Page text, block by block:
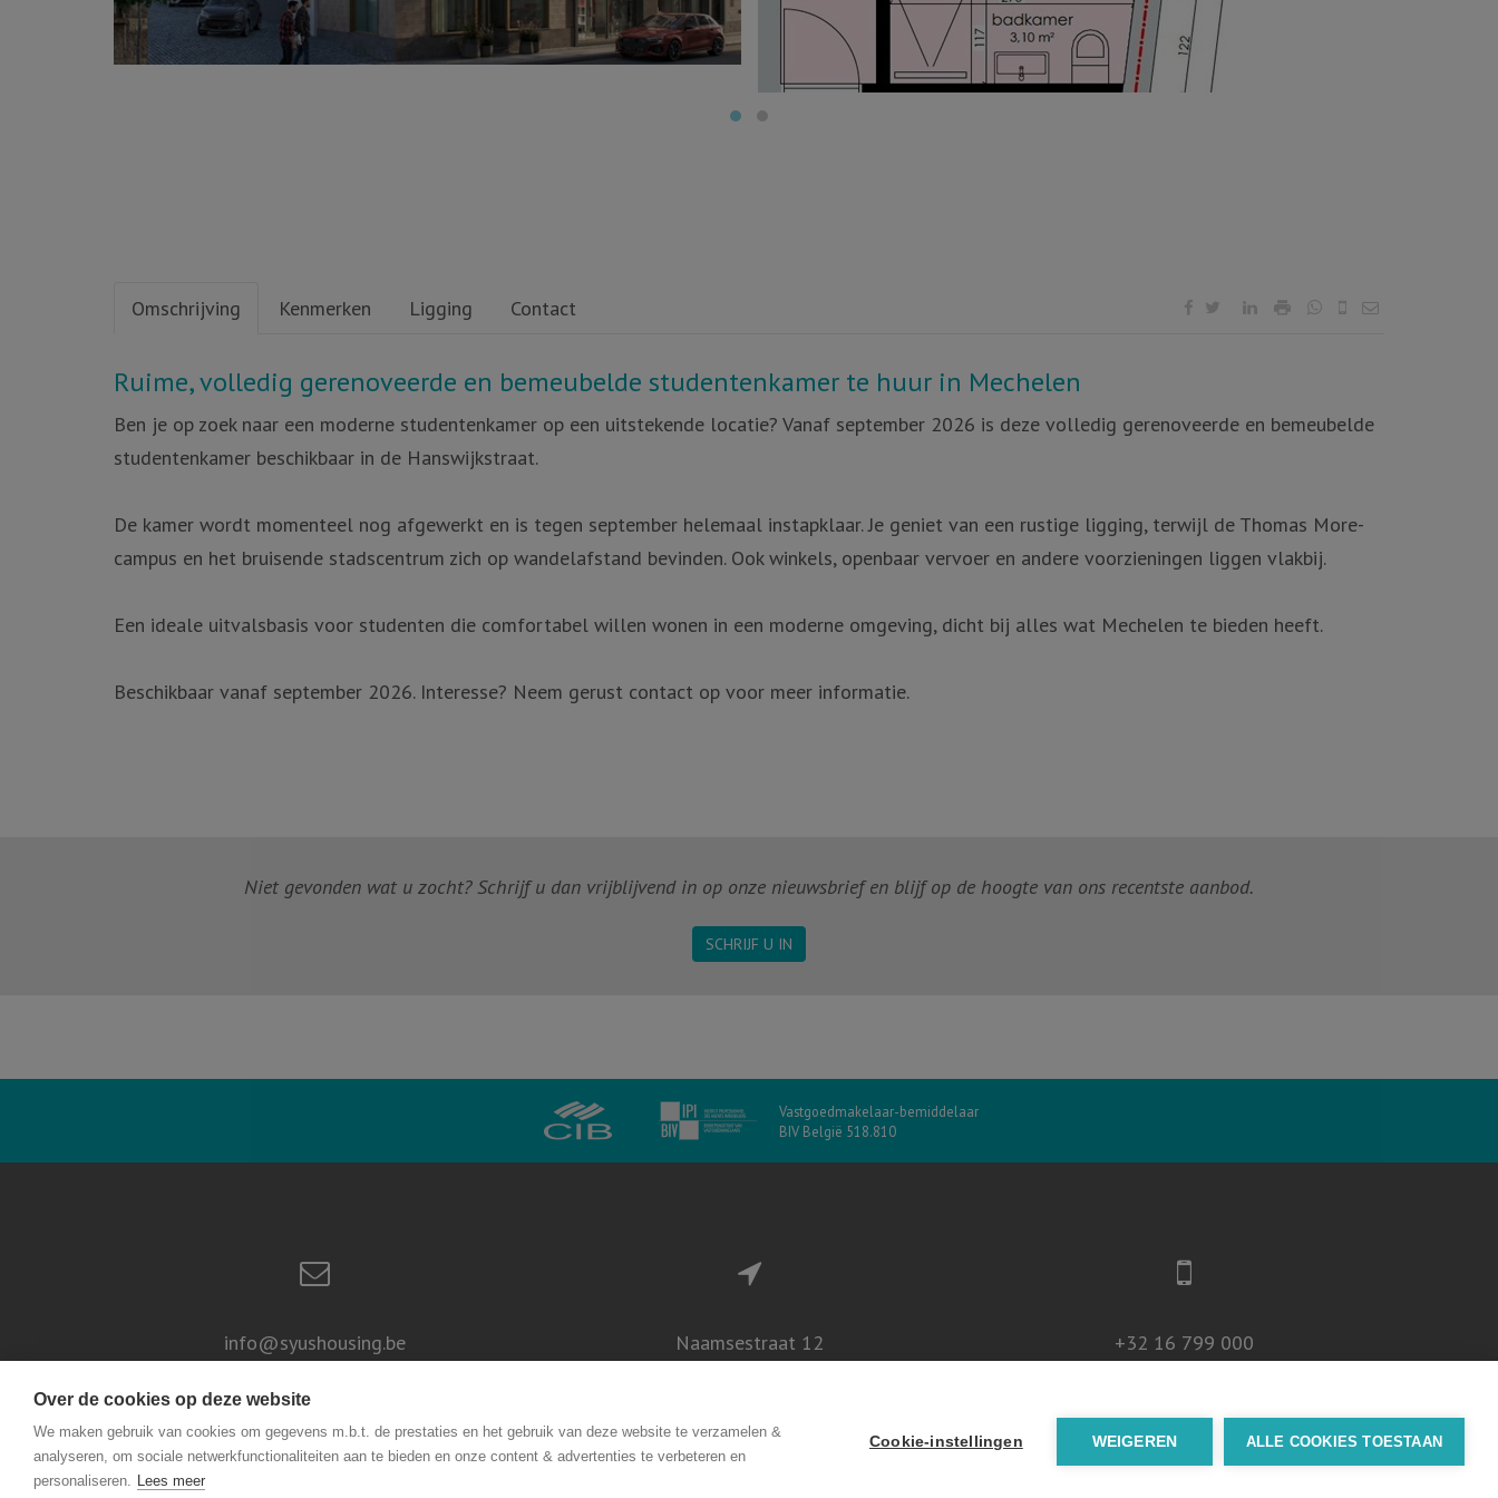
Omschrijving Kenmerken Ligging Contact
Omschrijving
Ruime, volledig gerenoveerde en bemeubelde studentenkamer te huur in Mechelen
Ben je op zoek naar een moderne studentenkamer op een uitstekende locatie? Vanaf september 2026 is deze volledig gerenoveerde en bemeubelde
studentenkamer beschikbaar in de Hanswijkstraat.
De kamer wordt momenteel nog afgewerkt en is tegen september helemaal instapklaar. Je geniet van een rustige ligging, terwijl de Thomas More-
campus en het bruisende stadscentrum zich op wandelafstand bevinden. Ook winkels, openbaar vervoer en andere voorzieningen liggen vlakbij.
Een ideale uitvalsbasis voor studenten die comfortabel willen wonen in een moderne omgeving, dicht bij alles wat Mechelen te bieden heeft.
Beschikbaar vanaf september 2026. Interesse? Neem gerust contact op voor meer informatie.
Niet gevonden wat u zocht? Schrijf u dan vrijblijvend in op onze nieuwsbrief en blijf op de hoogte van ons recentste aanbod.
SCHRIJF U IN
Vastgoedmakelaar-bemiddelaar
BIV België 518.810
info@syushousing.be
Naamsestraat 12
+32 16 799 000
Over de cookies op deze website
We maken gebruik van cookies om gegevens m.b.t. de prestaties en het gebruik van deze website te verzamelen &
analyseren, om sociale netwerkfunctionaliteiten aan te bieden en onze content & advertenties te verbeteren en
personaliseren. Lees meer
Cookie-instellingen WEIGEREN ALLE COOKIES TOESTAAN